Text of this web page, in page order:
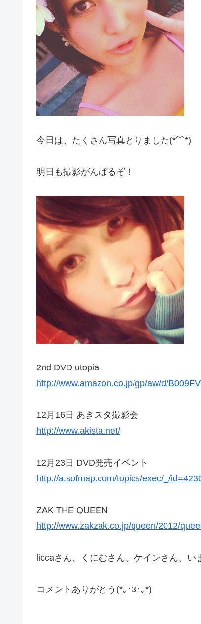
今日は、たくさん写真とりました(*´˘`*)
明日も撮影がんばるぞ！
2nd DVD utopia
http://www.amazon.co.jp/gp/aw/d/
12月16日 あきスタ撮影会
http://www.akista.net/
12月23日 DVD発売イベント
http://a.sofmap.com/topics/exec/_/
ZAK THE QUEEN
http://www.zakzak.co.jp/queen/2012/
liccaさん、くにむさん、ケインさん、
コメントありがとう(*｡･3･｡*)